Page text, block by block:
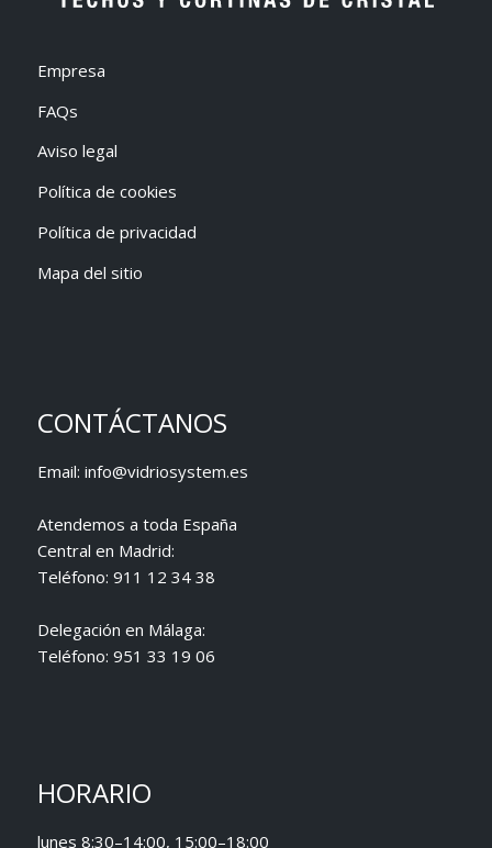
Empresa
FAQs
Aviso legal
Política de cookies
Política de privacidad
Mapa del sitio
CONTÁCTANOS
Email: info@vidriosystem.es
Atendemos a toda España
Central en Madrid:
Teléfono: 911 12 34 38
Delegación en Málaga:
Teléfono: 951 33 19 06
HORARIO
lunes 8:30–14:00, 15:00–18:00